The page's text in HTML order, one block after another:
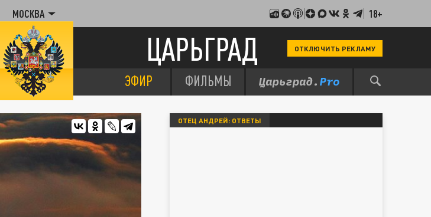
МОСКВА 18+
ЦАРЬГРАД ОТКЛЮЧИТЬ РЕКЛАМУ
ЭФИР ФИЛЬМЫ
ОТЕЦ АНДРЕЙ: ОТВЕТЫ